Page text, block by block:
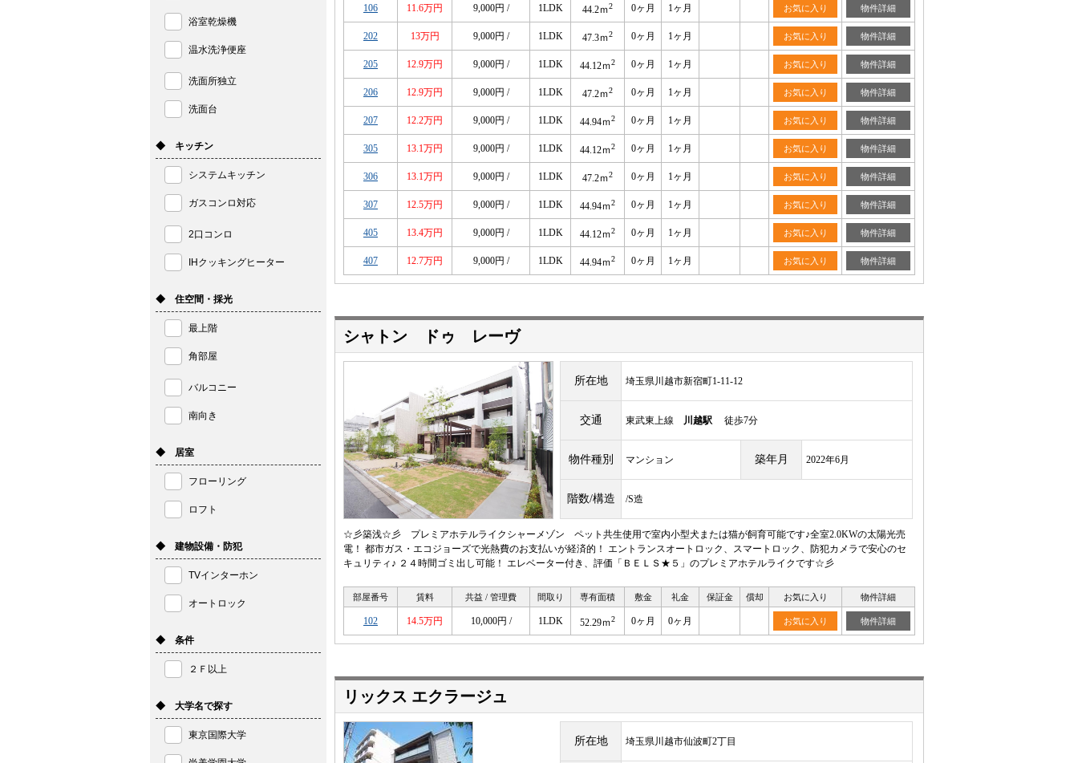
106 11.6万円 9,000円 / 1LDK 44.2ｍ2 0ヶ月 1ヶ月 お気に入り 物件詳細
202 13万円 9,000円 / 1LDK 47.3ｍ2 0ヶ月 1ヶ月 お気に入り 物件詳細
205 12.9万円 9,000円 / 1LDK 44.12ｍ2 0ヶ月 1ヶ月 お気に入り 物件詳細
206 12.9万円 9,000円 / 1LDK 47.2ｍ2 0ヶ月 1ヶ月 お気に入り 物件詳細
207 12.2万円 9,000円 / 1LDK 44.94ｍ2 0ヶ月 1ヶ月 お気に入り 物件詳細
305 13.1万円 9,000円 / 1LDK 44.12ｍ2 0ヶ月 1ヶ月 お気に入り 物件詳細
306 13.1万円 9,000円 / 1LDK 47.2ｍ2 0ヶ月 1ヶ月 お気に入り 物件詳細
307 12.5万円 9,000円 / 1LDK 44.94ｍ2 0ヶ月 1ヶ月 お気に入り 物件詳細
405 13.4万円 9,000円 / 1LDK 44.12ｍ2 0ヶ月 1ヶ月 お気に入り 物件詳細
407 12.7万円 9,000円 / 1LDK 44.94ｍ2 0ヶ月 1ヶ月 お気に入り 物件詳細
シャトン ドゥ レーヴ
所在地 埼玉県川越市新宿町1-11-12
交通 東武東上線 川越駅 徒歩7分
物件種別 マンション 築年月 2022年6月
階数/構造 /S造
☆彡築浅☆彡 プレミアホテルライクシャーメゾン ペット共生使用で室内小型犬または猫が飼育可能です♪全室2.0KWの太陽光売
電！ 都市ガス・エコジョーズで光熱費のお支払いが経済的！ エントランスオートロック、スマートロック、防犯カメラで安心のセ
キュリティ♪ ２４時間ゴミ出し可能！ エレベーター付き、評価「ＢＥＬＳ★５」のプレミアホテルライクです☆彡
部屋番号 賃料 共益 / 管理費 間取り 専有面積 敷金 礼金 保証金 償却 お気に入り 物件詳細
102 14.5万円 10,000円 / 1LDK 52.29ｍ2 0ヶ月 0ヶ月 お気に入り 物件詳細
リックス エクラージュ
所在地 埼玉県川越市仙波町2丁目
浴室乾燥機
温水洗浄便座
洗面所独立
洗面台
◆ キッチン
システムキッチン
ガスコンロ対応
2口コンロ
IHクッキングヒーター
◆ 住空間・採光
最上階
角部屋
バルコニー
南向き
◆ 居室
フローリング
ロフト
◆ 建物設備・防犯
TVインターホン
オートロック
◆ 条件
２Ｆ以上
◆ 大学名で探す
東京国際大学